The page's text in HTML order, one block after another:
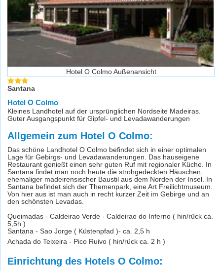
Hotel O Colmo Außenansicht
Santana
Hotel O Colmo
Kleines Landhotel auf der ursprünglichen Nordseite Madeiras.
Guter Ausgangspunkt für Gipfel- und Levadawanderungen
Allgemein zum Hotel O Colmo:
Das schöne Landhotel O Colmo befindet sich in einer optimalen
Lage für Gebirgs- und Levadawanderungen. Das hauseigene
Restaurant genießt einen sehr guten Ruf mit regionaler Küche. In
Santana findet man noch heute die strohgedeckten Häuschen,
ehemaliger madeirensischer Baustil aus dem Norden der Insel. In
Santana befindet sich der Themenpark, eine Art Freilichtmuseum.
Von hier aus ist man auch in recht kurzer Zeit im Gebirge und an
den schönsten Levadas.
Queimadas - Caldeirao Verde - Caldeirao do Inferno ( hin/rück ca.
5,5h )
Santana - Sao Jorge ( Küstenpfad )- ca. 2,5 h
Achada do Teixeira - Pico Ruivo ( hin/rück ca. 2 h )
Einrichtung des Hotels O Colmo: